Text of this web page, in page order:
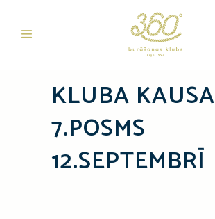
KLUBA KAUSA
7.POSMS
12.SEPTEMBRĪ